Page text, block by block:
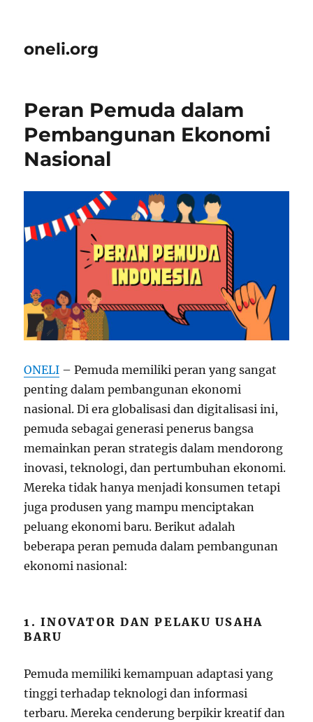
oneli.org
Peran Pemuda dalam
Pembangunan Ekonomi
Nasional
ONELI – Pemuda memiliki peran yang sangat
penting dalam pembangunan ekonomi
nasional. Di era globalisasi dan digitalisasi ini,
pemuda sebagai generasi penerus bangsa
memainkan peran strategis dalam mendorong
inovasi, teknologi, dan pertumbuhan ekonomi.
Mereka tidak hanya menjadi konsumen tetapi
juga produsen yang mampu menciptakan
peluang ekonomi baru. Berikut adalah
beberapa peran pemuda dalam pembangunan
ekonomi nasional:
1. INOVATOR DAN PELAKU USAHA
BARU
Pemuda memiliki kemampuan adaptasi yang
tinggi terhadap teknologi dan informasi
terbaru. Mereka cenderung berpikir kreatif dan